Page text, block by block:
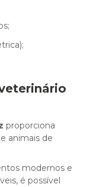
proporciona
animais de
modernos e
é possível